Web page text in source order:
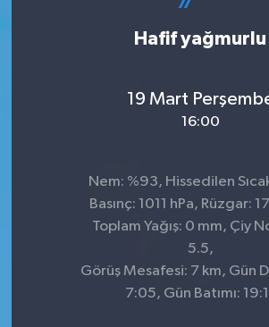
Hafif yağmurlu
19 Mart
16:00
Nem: %93, Hissedilen
Basınç: 1011 hPa, Rüzgar:
Toplam Yağış: 0 mm, Çiy
5.5,
Görüş Mesafesi: 7 km, Gün
7:05, Gün Batımı: